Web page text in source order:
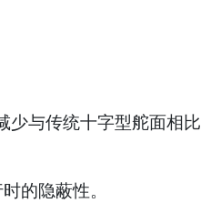
少与传统十字型舵面相
的隐蔽性。